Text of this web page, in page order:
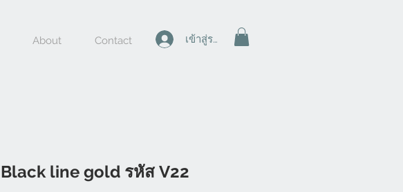
About Contact เข้าสู่ระบบ
Black line gold รหัส V22